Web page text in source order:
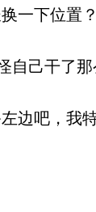
下位置？
己干了
吧，我特